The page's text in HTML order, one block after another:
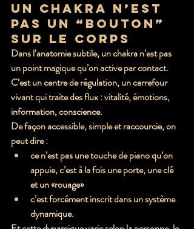
Un chakra n’est
pas un “bouton”
sur le corps
Dans l’anatomie subtile, un chakra n’est pas
un point magique qu’on active par contact.
C’est un centre de régulation, un carrefour
vivant qui traite des flux : vitalité, émotions,
information, conscience.
De façon accessible, simple et raccourcie, on
peut dire :
ce n’est pas une touche de piano qu’on
appuie, c’est à la fois une porte, une clé
et un «rouage»
c’est forcément inscrit dans un système
dynamique.